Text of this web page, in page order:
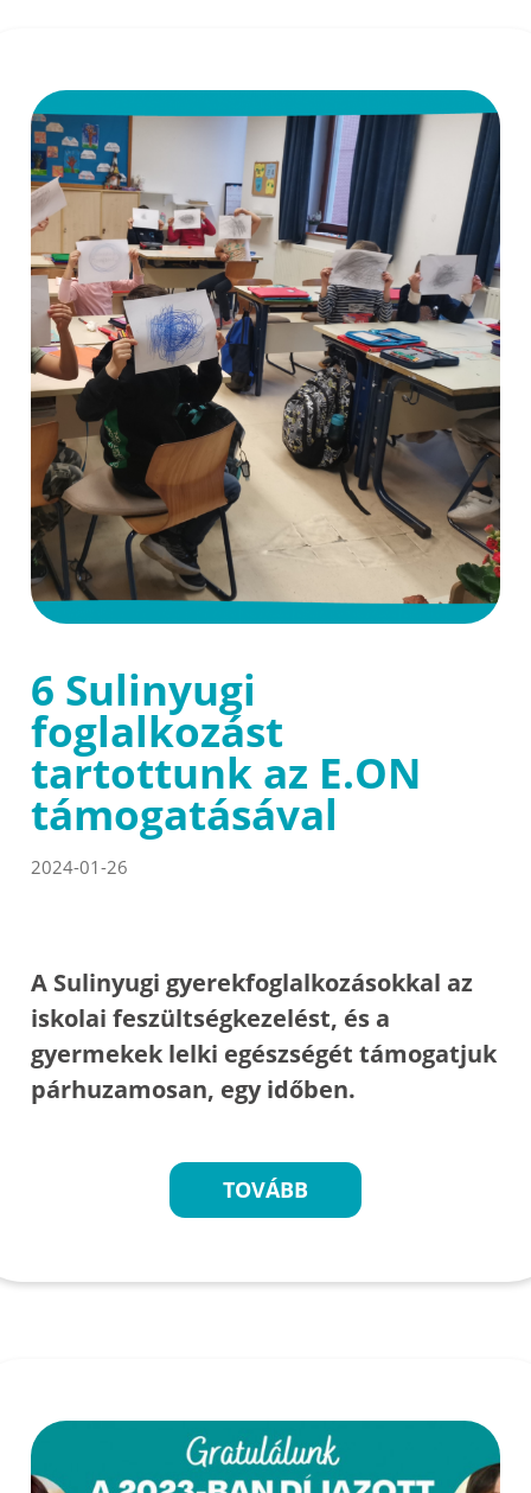
6 Sulinyugi
foglalkozást
tartottunk az E.ON
támogatásával
2024-01-26
A Sulinyugi gyerekfoglalkozásokkal az
iskolai feszültségkezelést, és a
gyermekek lelki egészségét támogatjuk
párhuzamosan, egy időben.
TOVÁBB